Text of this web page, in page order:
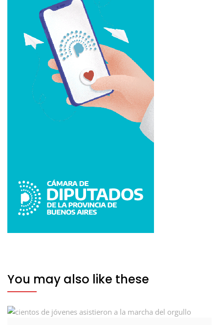
You may also like these